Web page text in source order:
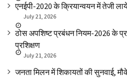
एनईपी-2020 के क्रियान्वयन में तेजी लायें
July 21, 2026
ठोस अपशिष्ट प्रबंधन नियम-2026 के
प्रशिक्षण
July 21, 2026
जनता मिलन में शिकायतों की सुनवाई,